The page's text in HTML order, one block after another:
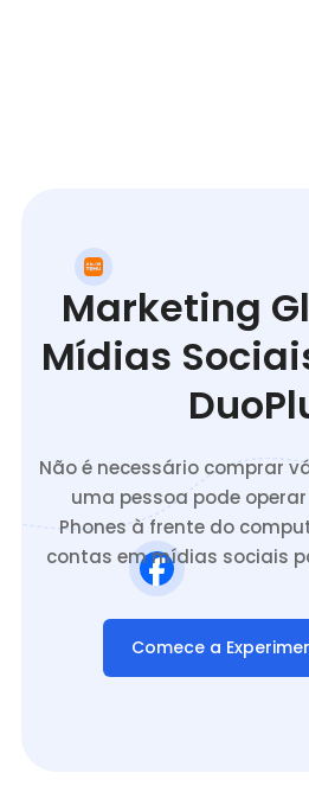
Marketing
Mídias
Não é necessário comprar
uma pessoa pode
Phones à frente do
contas em mídias sociais
Comece a